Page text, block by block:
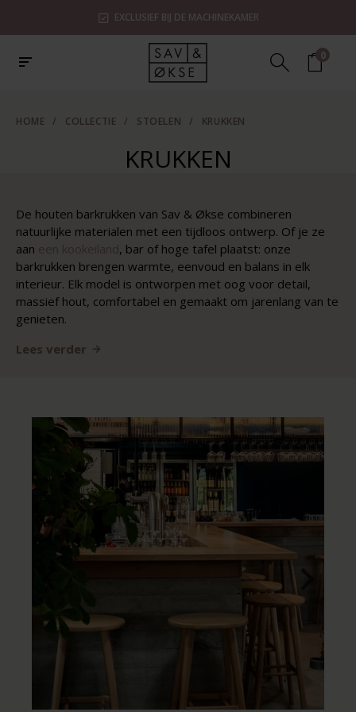
EXCLUSIEF BIJ DE MACHINEKAMER
0
HOME / COLLECTIE / STOELEN / KRUKKEN
KRUKKEN
De houten barkrukken van Sav & Økse combineren
natuurlijke materialen met een tijdloos ontwerp. Of je ze
aan
, bar of hoge tafel plaatst: onze
barkrukken brengen warmte, eenvoud en balans in elk
interieur. Elk model is ontworpen met oog voor detail,
massief hout, comfortabel en gemaakt om jarenlang van te
genieten.
Lees verder